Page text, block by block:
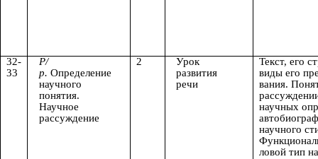
32-
33
Р/
р. Определение
научного
понятия.
Научное
рассуждение
2
Урок
развития
речи
Текст, его
виды его
вания.
научных
научного
ловой тип